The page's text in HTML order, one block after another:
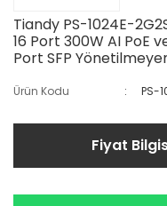
Tiandy PS-1024E-
16 Port 300W AI PoE
Port SFP
Ürün Kodu PS-
Fiyat